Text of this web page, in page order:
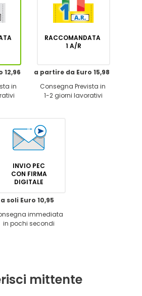
12,96
in
RACCOMANDATA
1 A/R
a partire da Euro 15,98
Consegna Prevista in
1-2 giorni lavorativi
INVIO PEC
CON FIRMA
DIGITALE
a soli Euro 10,95
immediata
in pochi secondi
mittente